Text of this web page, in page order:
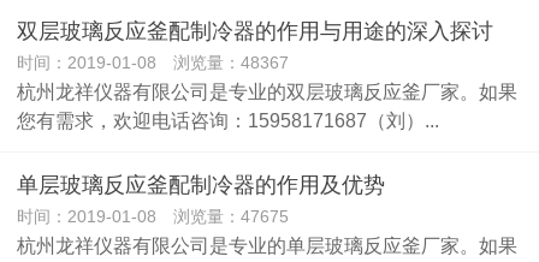
双层玻璃反应釜配制冷器的作用与用途的深入探讨
时间：2019-01-08 浏览量：48367
杭州龙祥仪器有限公司是专业的双层玻璃反应釜厂家。如果
您有需求，欢迎电话咨询：15958171687（刘）...
单层玻璃反应釜配制冷器的作用及优势
时间：2019-01-08 浏览量：47675
杭州龙祥仪器有限公司是专业的单层玻璃反应釜厂家。如果